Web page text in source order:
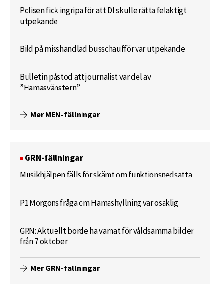
Polisen fick ingripa för att DI skulle rätta felaktigt
utpekande
Bild på misshandlad busschaufför var utpekande
Bulletin påstod att journalist var del av
”Hamasvänstern”
Mer MEN-fällningar
GRN-fällningar
Musikhjälpen fälls för skämt om funktionsnedsatta
P1 Morgons fråga om Hamashyllning var osaklig
GRN: Aktuellt borde ha varnat för våldsamma bilder
från 7 oktober
Mer GRN-fällningar